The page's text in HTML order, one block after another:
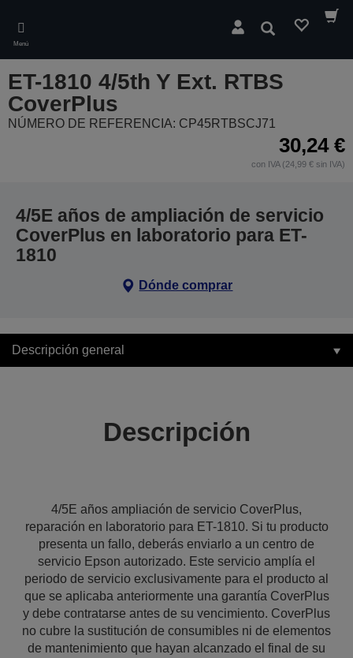
main
content
Menú
Buscar
ET-1810 4/5th Y Ext. RTBS
CoverPlus
NÚMERO DE REFERENCIA: CP45RTBSCJ71
30,24 €
con IVA (24,99 € sin IVA)
4/5E años de ampliación de servicio
CoverPlus en laboratorio para ET-
1810
Dónde comprar
Descripción general
Descripción
4/5E años ampliación de servicio CoverPlus,
reparación en laboratorio para ET-1810. Si tu producto
presenta un fallo, deberás enviarlo a un centro de
servicio Epson autorizado. Este servicio amplía el
periodo de servicio exclusivamente para el producto al
que se aplicaba anteriormente una garantía CoverPlus
y debe contratarse antes de su vencimiento. CoverPlus
no cubre la sustitución de consumibles ni de elementos
de mantenimiento que hayan alcanzado el final de su